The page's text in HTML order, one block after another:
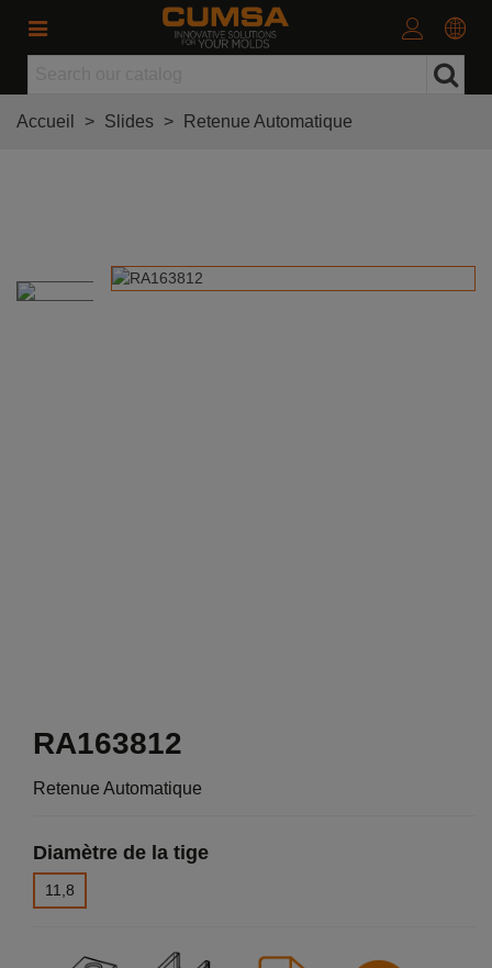
Accueil > Slides > Retenue Automatique
RA163812
Retenue Automatique
Diamètre de la tige
11,8